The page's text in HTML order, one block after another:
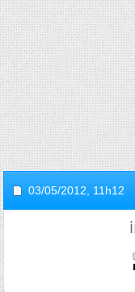
03/05/2012, 11h12